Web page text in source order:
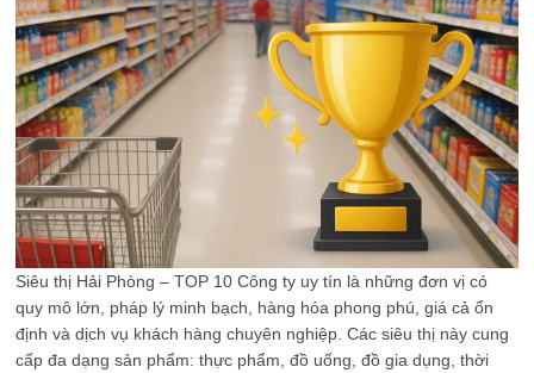
Siêu thị Hải Phòng – TOP 10 Công ty uy tín là những đơn vị có
quy mô lớn, pháp lý minh bạch, hàng hóa phong phú, giá cả ổn
định và dịch vụ khách hàng chuyên nghiệp. Các siêu thị này cung
cấp đa dạng sản phẩm: thực phẩm, đồ uống, đồ gia dụng, thời